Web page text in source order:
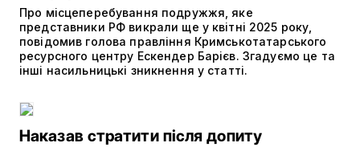
Про місцеперебування подружжя, яке
представники РФ викрали ще у квітні 2025 року,
повідомив голова правління Кримськотатарського
ресурсного центру Ескендер Барієв. Згадуємо це та
інші насильницькі зникнення у статті.
Наказав стратити після допиту